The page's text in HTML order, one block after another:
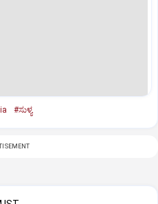
#ಸುಳ್ಯ